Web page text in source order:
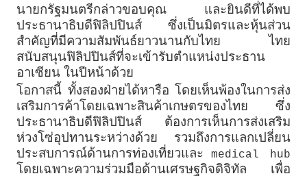
นายกรัฐมนตรีกล่าวขอบคุณ และยินดีที่ได้พบ
ประธานาธิบดีฟิลิปปินส์ ซึ่งเป็นมิตรและหุ้นส่วน
สำคัญที่มีความสัมพันธ์ยาวนานกับไทย ไทย
สนับสนุนฟิลิปปินส์ที่จะเข้ารับตำแหน่งประธาน
อาเซียน ในปีหน้าด้วย
โอกาสนี้ ทั้งสองฝ่ายได้หารือ โดยเห็นพ้องในการส่ง
เสริมการค้าโดยเฉพาะสินค้าเกษตรของไทย ซึ่ง
ประธานาธิบดีฟิลิปปินส์ ต้องการเห็นการส่งเสริม
ห่วงโซ่อุปทานระหว่างด้วย รวมถึงการแลกเปลี่ยน
ประสบการณ์ด้านการท่องเที่ยวและ medical hub
โดยเฉพาะความร่วมมือด้านเศรษฐกิจดิจิทัล เพื่อ